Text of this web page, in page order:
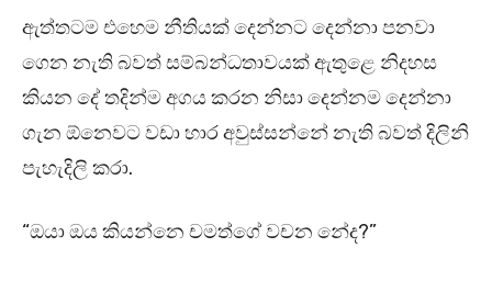
ඇත්තටම එහෙම නීතියක් දෙන්නට දෙන්නා පනවා
ගෙන නැති බවත් සම්බන්ධතාවයක් ඇතුළෙ නිදහස
කියන දේ තදින්ම අගය කරන නිසා දෙන්නම දෙන්නා
ගැන ඕනෙවට වඩා හාර අවුස්සන්නේ නැති බවත් දිලිනි
පැහැදිලි කරා.
“ඔයා ඔය කියන්නෙ චමත්ගේ වචන නේද?”